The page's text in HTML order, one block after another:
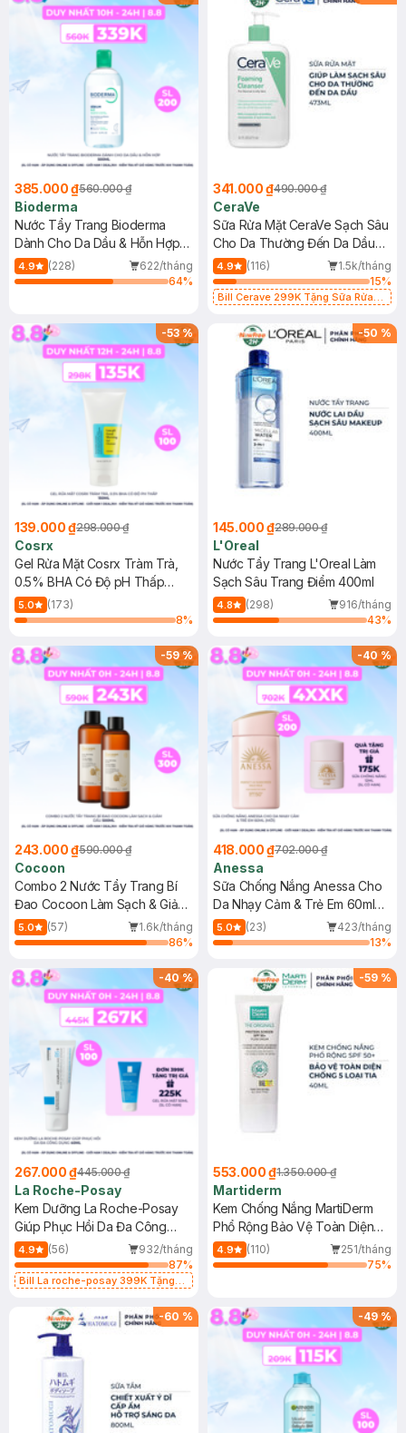
385.000 ₫560.000 ₫
Bioderma
Nước Tẩy Trang Bioderma
Dành Cho Da Dầu & Hỗn Hợp
500ml
4.9 (228)
622/tháng
64%
341.000 ₫490.000 ₫
CeraVe
Sữa Rửa Mặt CeraVe Sạch Sâu
Cho Da Thường Đến Da Dầu
473ml
4.9 (116)
1.5k/tháng
15%
Bill Cerave 299K Tặng Sữa Rửa
-53%
139.000 ₫298.000 ₫
Cosrx
Gel Rửa Mặt Cosrx Tràm Trà,
0.5% BHA Có Độ pH Thấp
150ml
5.0
(173)
8%
-50 %
145.000 ₫289.000 ₫
L'Oreal
Nước Tẩy Trang L'Oreal Làm
Sạch Sâu Trang Điểm 400ml
4.8 (298)
916/tháng
43%
-59%
243.000 ₫590.000 ₫
Cocoon
Combo 2 Nước Tẩy Trang Bí
Đao Cocoon Làm Sạch & Giảm
Dầu 500ml
5.0 (57)
1.6k/tháng
86%
-40%
418.000 ₫702.000 ₫
Anessa
Sữa Chống Nắng Anessa Cho
Da Nhạy Cảm & Trẻ Em 60ml
(Mới)
5.0 (23)
423/tháng
13%
-40%
267.000 ₫445.000 ₫
La Roche-Posay
Kem Dưỡng La Roche-Posay
Giúp Phục Hồi Da Đa Công
Dụng 40ml
4.9 (56)
932/tháng
87%
Bill La roche-posay 399K Tặng
(SL có hạn)
-59 %
553.000 ₫1.350.000 ₫
Martiderm
Kem Chống Nắng MartiDerm
Phổ Rộng Bảo Vệ Toàn Diện
40ml
4.9 (110)
251/tháng
75%
-60 % -49%